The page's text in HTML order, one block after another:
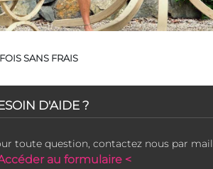
SANS FRAIS
D'AIDE ?
toute question, contactez nous par mail
au formulaire <